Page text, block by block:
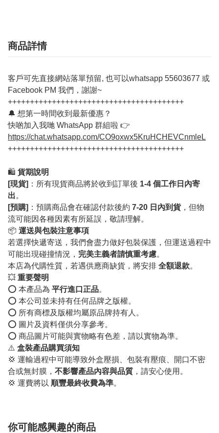
商品詳情
客戶可先直接網站落單預留, 也可以whatsapp 55603677 或
Facebook PM 我們，謝謝~
++++++++++++++++++++++++++++++++++++++++
🔔 想第一時間收到最新優惠？
快啲加入我哋 WhatsApp 群組啦 👉
https://chat.whatsapp.com/CO9oxwx5KruHCHEVCnmleL
++++++++++++++++++++++++++++++++++++++++
🛍️ 貨期說明
[現貨] ：所有現貨商品將於收到訂單後 1-4 個工作日內寄
出。
[預購] ：預購商品會在確認付款後約 7-20 日內到貨，但物
流可能因各種因素有所延誤，敬請理解。
📦 運送與包裝注意事項
若選擇快遞寄送，我們會盡力做好包裝保護，但運送過程中
可能出現碰撞情況， 完美主義者請慎重考慮。
本店為代購性質，若遇供應商缺貨，將安排 全額退款。
💥 重要聲明
⭕️ 本產品為 平行進口正品。
⭕️ 本公司並未持有任何品牌之版權。
⭕️ 所有商標及版權均屬原品牌持有人。
⭕️ 圖片及資料僅供分享參考。
⭕️ 商品圖片可能與實物略有色差，請以實物為準。
⚠️ 盒裝產品購買須知
💢 運輸過程中可能導致外盒壓損、包裝有壓痕、開口不密
合或無封膜， 不影響產品內容與品質 ，請安心使用。
💢 運費將以 順豐最終收費為準。
你可能感興趣的商品